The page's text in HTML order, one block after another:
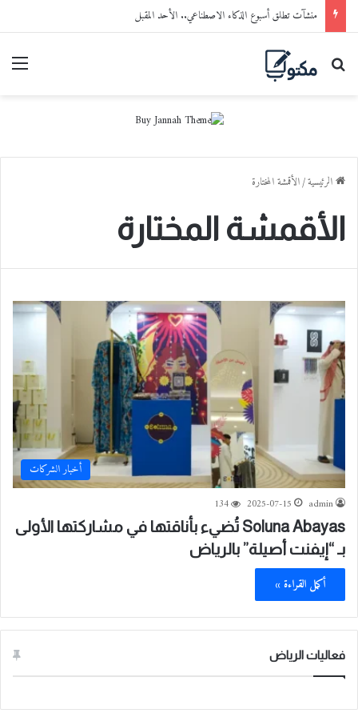
منشآت تطلق أسبوع الذكاء الاصطناعي.. الأحد المقبل
بحث عن
الرئيسية/الأقمشة المختارة
الأقمشة المختارة
أخبار الشركات
admin
2025-07-15
134
Soluna Abayas تُضيء بأناقتها في مشاركتها الأولى
بـ “إيفنت أصيلة” بالرياض
أكمل القراءة »
فعاليات الرياض